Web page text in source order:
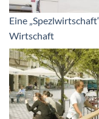
Eine
Wirtschaft